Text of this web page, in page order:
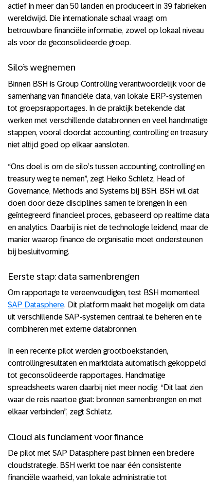
actief in meer dan 50 landen en produceert in 39 fabrieken
wereldwijd. Die internationale schaal vraagt om
betrouwbare financiële informatie, zowel op lokaal niveau
als voor de geconsolideerde groep.
Silo’s wegnemen
Binnen BSH is Group Controlling verantwoordelijk voor de
samenhang van financiële data, van lokale ERP-systemen
tot groepsrapportages. In de praktijk betekende dat
werken met verschillende databronnen en veel handmatige
stappen, vooral doordat accounting, controlling en treasury
niet altijd goed op elkaar aansloten.
“Ons doel is om de silo’s tussen accounting, controlling en
treasury weg te nemen”, zegt Heiko Schletz, Head of
Governance, Methods and Systems bij BSH. BSH wil dat
doen door deze disciplines samen te brengen in een
geïntegreerd financieel proces, gebaseerd op realtime data
en analytics. Daarbij is niet de technologie leidend, maar de
manier waarop finance de organisatie moet ondersteunen
bij besluitvorming.
Eerste stap: data samenbrengen
Om rapportage te vereenvoudigen, test BSH momenteel
SAP Datasphere. Dit platform maakt het mogelijk om data
uit verschillende SAP-systemen centraal te beheren en te
combineren met externe databronnen.
In een recente pilot werden grootboekstanden,
controllingresultaten en marktdata automatisch gekoppeld
tot geconsolideerde rapportages. Handmatige
spreadsheets waren daarbij niet meer nodig. “Dit laat zien
waar de reis naartoe gaat: bronnen samenbrengen en met
elkaar verbinden”, zegt Schletz.
Cloud als fundament voor finance
De pilot met SAP Datasphere past binnen een bredere
cloudstrategie. BSH werkt toe naar één consistente
financiële waarheid, van lokale administratie tot